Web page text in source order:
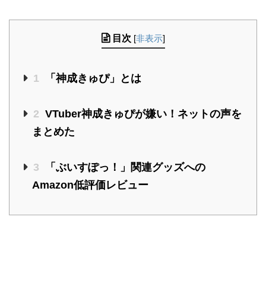
目次 [非表示]
1 「神成きゅぴ」とは
2 VTuber神成きゅぴが嫌い！ネットの声を
まとめた
3
「ぶいすぽっ！」関連グッズへの
Amazon低評価レビュー